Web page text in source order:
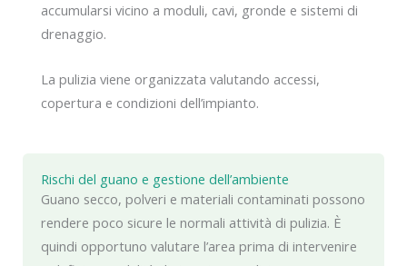
Rischi del guano e gestione dell’ambiente
Guano secco, polveri e materiali contaminati possono
rendere poco sicure le normali attività di pulizia. È
quindi opportuno valutare l’area prima di intervenire
accumularsi vicino a moduli, cavi, gronde e sistemi di
drenaggio.
La pulizia viene organizzata valutando accessi,
copertura e condizioni dell’impianto.